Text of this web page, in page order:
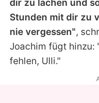
Utiq
dir zu lachen und
Stunden mit dir zu
nie vergessen",
Joachim fügt hinzu:
fehlen, Ulli."